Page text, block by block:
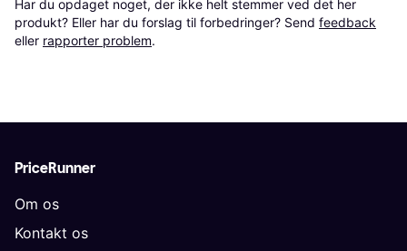
Har du opdaget noget, der ikke helt stemmer ved det her
produkt? Eller har du forslag til forbedringer? Send feedback
eller rapporter problem.
PriceRunner
Om os
Kontakt os